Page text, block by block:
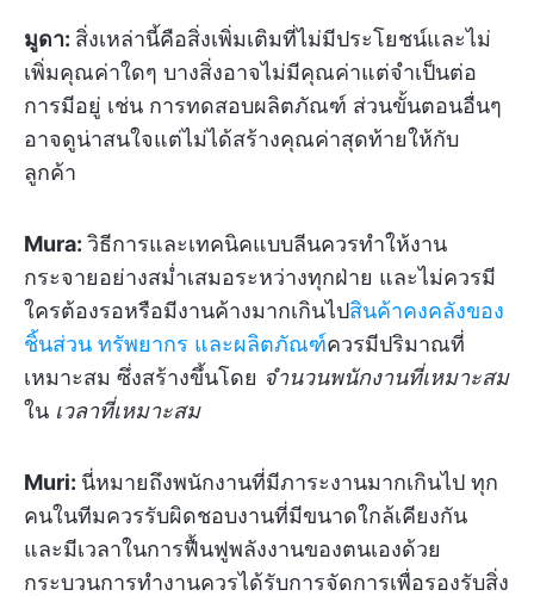
มูดา: สิ่งเหล่านี้คือสิ่งเพิ่มเติมที่ไม่มีประโยชน์และไม่
เพิ่มคุณค่าใดๆ บางสิ่งอาจไม่มีคุณค่าแต่จำเป็นต่อ
การมีอยู่ เช่น การทดสอบผลิตภัณฑ์ ส่วนขั้นตอนอื่นๆ
อาจดูน่าสนใจแต่ไม่ได้สร้างคุณค่าสุดท้ายให้กับ
ลูกค้า
Mura: วิธีการและเทคนิคแบบลีนควรทำให้งาน
กระจายอย่างสม่ำเสมอระหว่างทุกฝ่าย และไม่ควรมี
ใครต้องรอหรือมีงานค้างมากเกินไปสินค้าคงคลังของ
ชิ้นส่วน ทรัพยากร และผลิตภัณฑ์ควรมีปริมาณที่
เหมาะสม ซึ่งสร้างขึ้นโดย จำนวนพนักงานที่เหมาะสม
ใน เวลาที่เหมาะสม
Muri: นี่หมายถึงพนักงานที่มีภาระงานมากเกินไป ทุก
คนในทีมควรรับผิดชอบงานที่มีขนาดใกล้เคียงกัน
และมีเวลาในการฟื้นฟูพลังงานของตนเองด้วย
กระบวนการทำงานควรได้รับการจัดการเพื่อรองรับสิ่ง